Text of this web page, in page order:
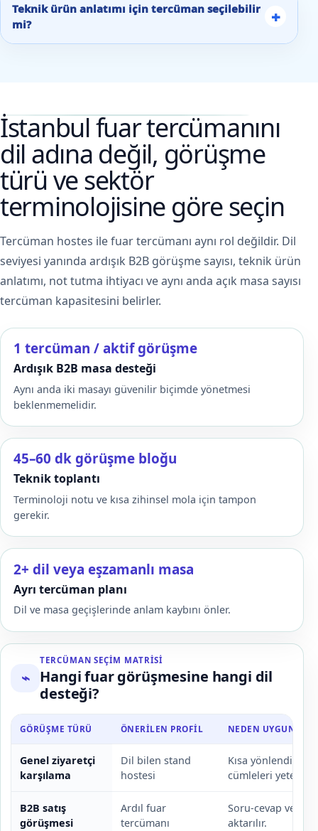
Teknik ürün anlatımı için tercüman seçilebilir
mi?
+
İstanbul fuar tercümanını
dil adına değil, görüşme
türü ve sektör
terminolojisine göre seçin
Tercüman hostes ile fuar tercümanı aynı rol değildir. Dil
seviyesi yanında ardışık B2B görüşme sayısı, teknik ürün
anlatımı, not tutma ihtiyacı ve aynı anda açık masa sayısı
tercüman kapasitesini belirler.
1 tercüman / aktif görüşme
Ardışık B2B masa desteği
Aynı anda iki masayı güvenilir biçimde yönetmesi
beklenmemelidir.
45–60 dk görüşme bloğu
Teknik toplantı
Terminoloji notu ve kısa zihinsel mola için tampon
gerekir.
2+ dil veya eşzamanlı masa
Ayrı tercüman planı
Dil ve masa geçişlerinde anlam kaybını önler.
⌁
TERCÜMAN SEÇIM MATRISI
Hangi fuar görüşmesine hangi dil
desteği?
GÖRÜŞME TÜRÜ ÖNERILEN PROFIL NEDEN UYGUN?
Genel ziyaretçi
karşılama
Dil bilen stand
hostesi
Kısa yönlendirme
cümleleri yeterli
B2B satış
görüşmesi
Ardıl fuar
tercümanı
Soru-cevap ve
aktarılır.